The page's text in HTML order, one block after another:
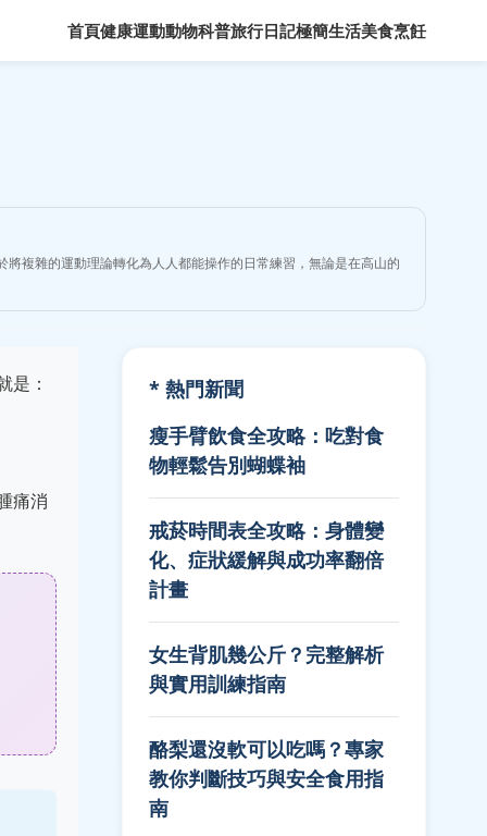
首頁健康運動動物科普旅行日記極簡生活美食烹飪
複雜的運動理論轉化為人人都能操作的日常練習，無論是在高山的
是：
痛消
* 熱門新聞
瘦手臂飲食全攻略：吃對食
物輕鬆告別蝴蝶袖
戒菸時間表全攻略：身體變
化、症狀緩解與成功率翻倍
計畫
女生背肌幾公斤？完整解析
與實用訓練指南
酪梨還沒軟可以吃嗎？專家
教你判斷技巧與安全食用指
南